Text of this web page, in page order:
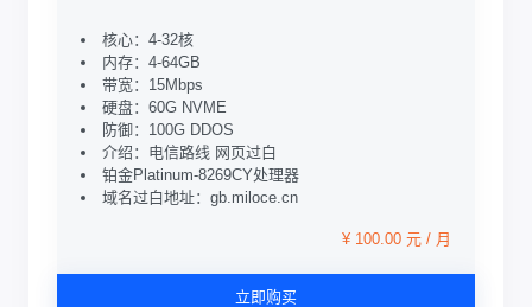
核心：4-32核
内存：4-64GB
带宽：15Mbps
硬盘：60G NVME
防御：100G DDOS
介绍：电信路线 网页过白
铂金Platinum-8269CY处理器
域名过白地址：gb.miloce.cn
¥ 100.00 元 / 月
立即购买